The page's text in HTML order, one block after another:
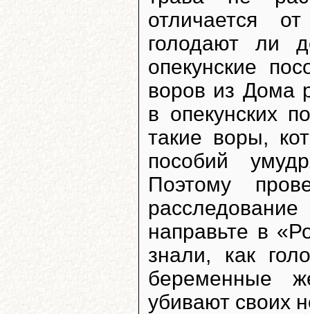
отличается
голодают ли
опекунские
воров из Дома
в опекунских
такие воры,
пособий
Поэтому
направьте в
знали, как
беременные
убивают своих